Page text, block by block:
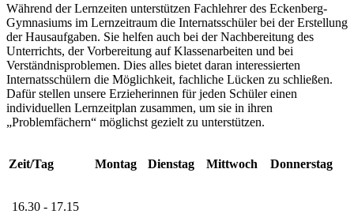
Während der Lernzeiten unterstützen Fachlehrer des Eckenberg-
Gymnasiums im Lernzeitraum die Internatsschüler bei der Erstellung
der Hausaufgaben. Sie helfen auch bei der Nachbereitung des
Unterrichts, der Vorbereitung auf Klassenarbeiten und bei
Verständnisproblemen. Dies alles bietet daran interessierten
Internatsschülern die Möglichkeit, fachliche Lücken zu schließen.
Dafür stellen unsere Erzieherinnen für jeden Schüler einen
individuellen Lernzeitplan zusammen, um sie in ihren
„Problemfächern“ möglichst gezielt zu unterstützen.
Zeit/Tag Montag Dienstag Mittwoch Donnerstag
16.30 - 17.15